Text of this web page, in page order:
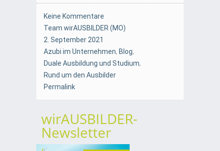
Keine Kommentare
Team wirAUSBILDER (MO)
2. September 2021
Azubi im Unternehmen, Blog,
Duale Ausbildung und Studium,
Rund um den Ausbilder
Permalink
wirAUSBILDER-
Newsletter